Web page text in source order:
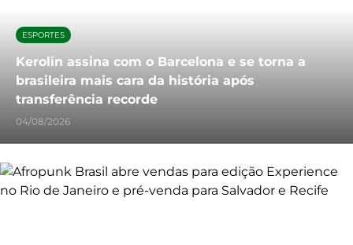
ESPORTES
Kerolin assina com o Barcelona e se torna a
brasileira mais cara da história após
transferência recorde
04/08/2026